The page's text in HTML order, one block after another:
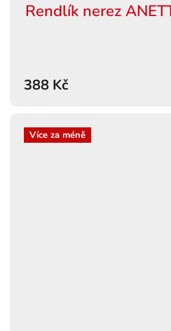
Rendlík nerez
388 Kč
Více za méně